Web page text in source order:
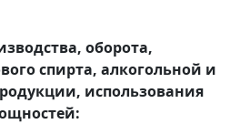
оборота,
спирта, алкогольной и
использования